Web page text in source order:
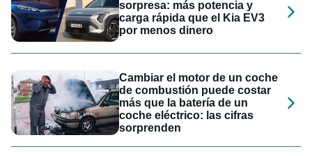
sorpresa: más potencia y
carga rápida que el Kia EV3
por menos dinero
Cambiar el motor de un coche
de combustión puede costar
más que la batería de un
coche eléctrico: las cifras
sorprenden